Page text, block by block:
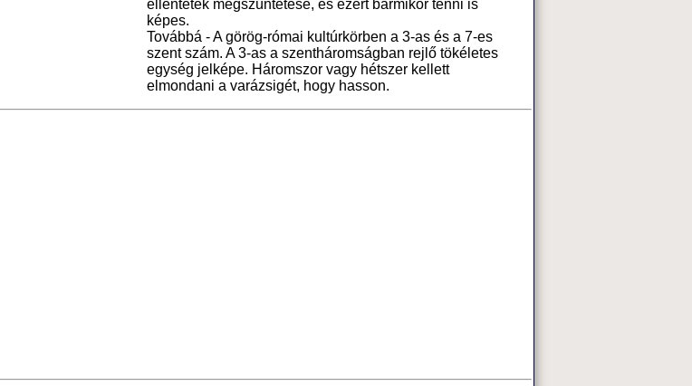
ellentétek megszüntetése, és ezért bármikor tenni is
képes.
Továbbá - A görög-római kultúrkörben a 3-as és a 7-es
szent szám. A 3-as a szentháromságban rejlő tökéletes
egység jelképe. Háromszor vagy hétszer kellett
elmondani a varázsigét, hogy hasson.